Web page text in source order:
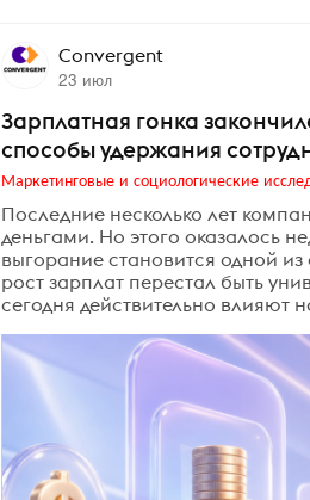
Convergent
23 июл
Зарплатная гонка
способы удержания
Маркетинговые и социологические
Последние несколько лет
деньгами. Но этого оказалось
выгорание становится одной
рост зарплат перестал быть
сегодня действительно влияют